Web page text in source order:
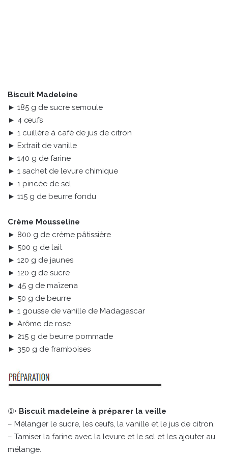
Biscuit Madeleine
► 185 g de sucre semoule
► 4 œufs
► 1 cuillère à café de jus de citron
► Extrait de vanille
► 140 g de farine
► 1 sachet de levure chimique
► 1 pincée de sel
► 115 g de beurre fondu
Crème Mousseline
► 800 g de crème pâtissière
► 500 g de lait
► 120 g de jaunes
► 120 g de sucre
► 45 g de maïzena
► 50 g de beurre
► 1 gousse de vanille de Madagascar
► Arôme de rose
► 215 g de beurre pommade
► 350 g de framboises
①• Biscuit madeleine à préparer la veille
– Mélanger le sucre, les œufs, la vanille et le jus de citron.
– Tamiser la farine avec la levure et le sel et les ajouter au
mélange.